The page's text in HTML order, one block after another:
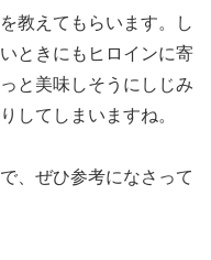
を教えてもらいます。し
ときにもヒロインに寄
と美味しそうにしじみ
してしまいますね。
、ぜひ参考になさって